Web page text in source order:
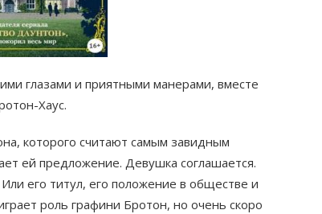
глазами и приятными манерами, вместе
Хаус.
которого считают самым завидным
ей предложение. Девушка соглашается.
его титул, его положение в обществе и
роль графини Бротон, но очень скоро